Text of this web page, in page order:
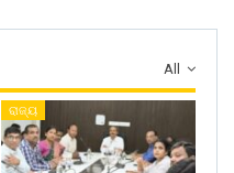
All
ରାଜ୍ୟ